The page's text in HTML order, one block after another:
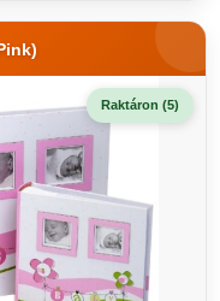
Raktáron (5)